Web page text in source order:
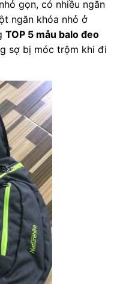
gọn, có nhiều ngăn
ngăn khóa nhỏ ở
TOP 5 mẫu balo đeo
sợ bị móc trộm khi đi